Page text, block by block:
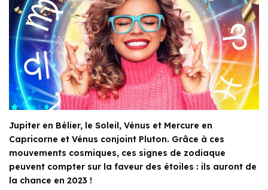
Jupiter en Bélier, le Soleil, Vénus et Mercure en
Capricorne et Vénus conjoint Pluton. Grâce à ces
mouvements cosmiques, ces signes de zodiaque
peuvent compter sur la faveur des étoiles : ils auront de
la chance en 2023 !